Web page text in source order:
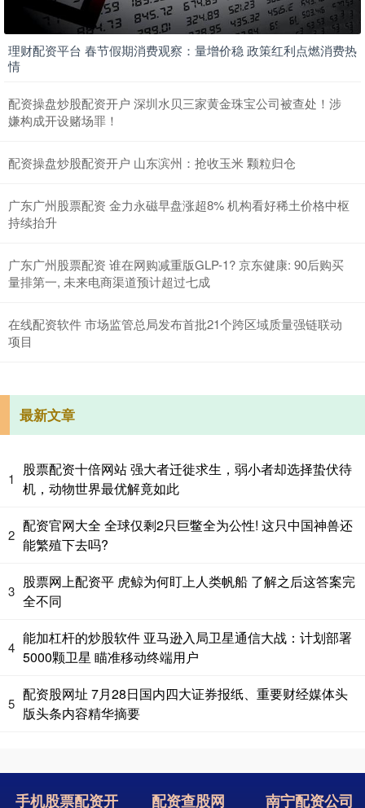
理财配资平台 春节假期消费观察：量增价稳 政策红利点燃消费热
情
配资操盘炒股配资开户 深圳水贝三家黄金珠宝公司被查处！涉
嫌构成开设赌场罪！
配资操盘炒股配资开户 山东滨州：抢收玉米 颗粒归仓
广东广州股票配资 金力永磁早盘涨超8% 机构看好稀土价格中枢
持续抬升
广东广州股票配资 谁在网购减重版GLP-1? 京东健康: 90后购买
量排第一, 未来电商渠道预计超过七成
在线配资软件 市场监管总局发布首批21个跨区域质量强链联动
项目
最新文章
1
股票配资十倍网站 强大者迁徙求生，弱小者却选择蛰伏待
机，动物世界最优解竟如此
2
配资官网大全 全球仅剩2只巨鳖全为公性! 这只中国神兽还
能繁殖下去吗?
3
股票网上配资平 虎鲸为何盯上人类帆船 了解之后这答案完
全不同
4
能加杠杆的炒股软件 亚马逊入局卫星通信大战：计划部署
5000颗卫星 瞄准移动终端用户
5
配资股网址 7月28日国内四大证券报纸、重要财经媒体头
版头条内容精华摘要
手机股票配资开 配资查股网 南宁配资公司